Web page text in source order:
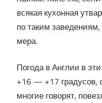
всякая кухонная
по таким
мера.
Погода в Англии в
+16 — +17 градусов,
многие говорят,